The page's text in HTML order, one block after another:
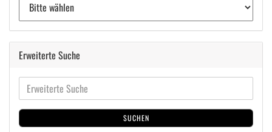
Erweiterte Suche
SUCHEN